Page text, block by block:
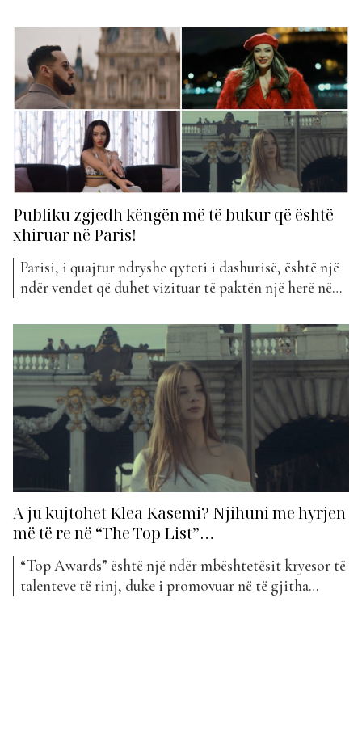
patur. Duket se fakti që është muaji i dashurisë,
artistët vihen në lëvizje duke publikuar projekte
muzikore, të cilat i dedikohet dashurisë por edhe
tradhëtarëve....
Publiku zgjedh këngën më të bukur që është
xhiruar në Paris!
Parisi, i quajtur ndryshe qyteti i dashurisë, është një
ndër vendet që duhet vizituar të paktën një herë në
një pjesë të këtij qyteti të mrekullueshëm përmes
videoklipeve të tyre. Po cilët janë artistët që kanë
xhiruar videot e këngëve të tyre...
A ju kujtohet Klea Kasemi? Njihuni me hyrjen
më të re në “The Top List”…
“Top Awards” është një ndër mbështetësit kryesor të
talenteve të rinj, duke i promovuar në të gjitha